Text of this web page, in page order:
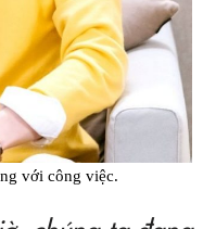
với công việc.